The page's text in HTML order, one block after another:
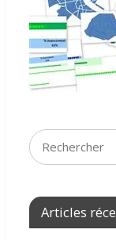
Articles